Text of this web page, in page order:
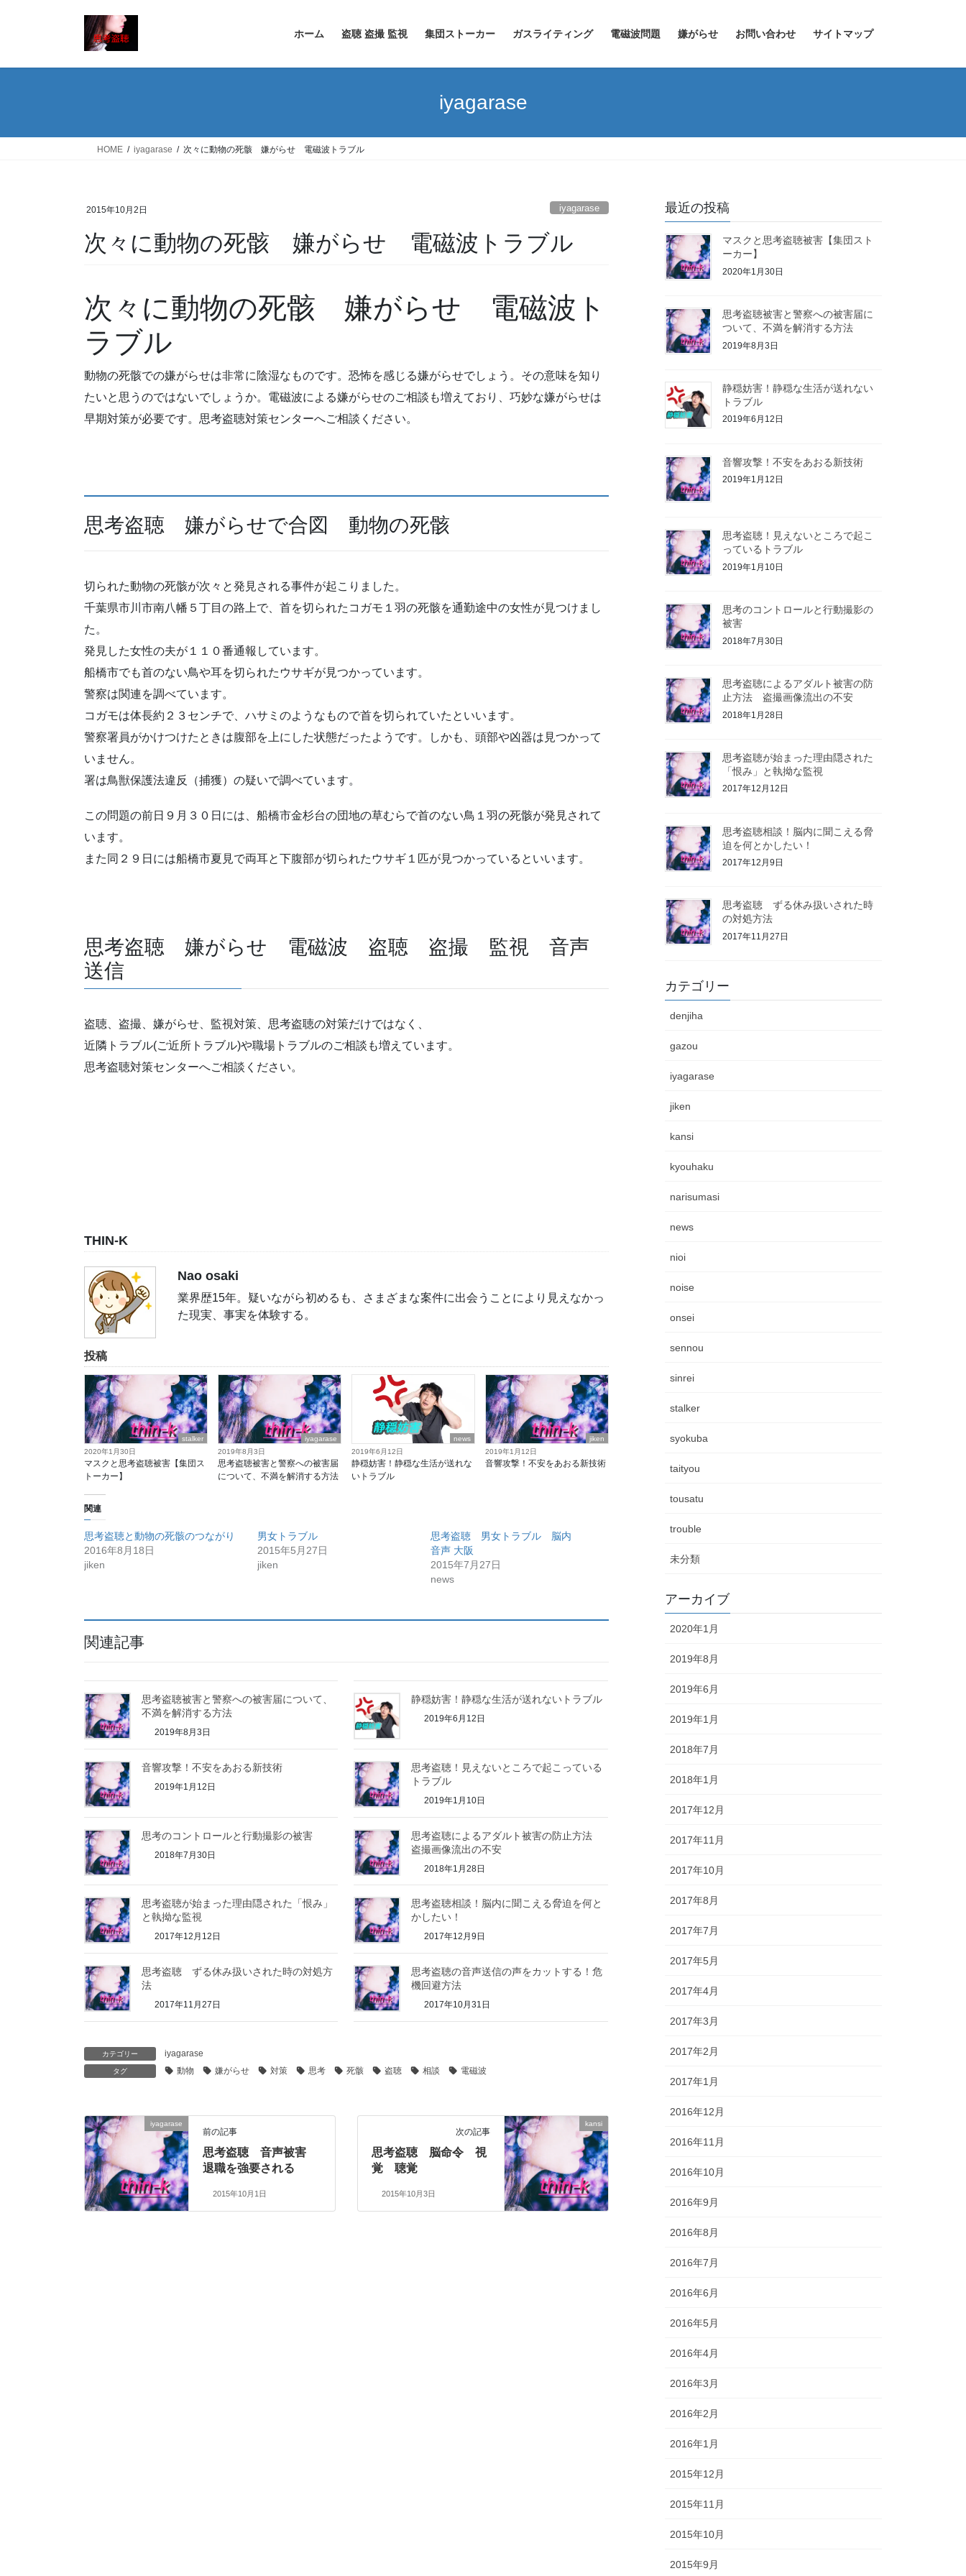
ホーム 盗聴 盗撮 監視 集団ストーカー ガスライティング 電磁波問題 嫌がらせ お問い合わせ サイトマップ
iyagarase
HOME iyagarase 次々に動物の死骸 嫌がらせ 電磁波トラブル
2015年10月2日 iyagarase
次々に動物の死骸 嫌がらせ 電磁波トラブル
次々に動物の死骸 嫌がらせ 電磁波ト
ラブル
動物の死骸での嫌がらせは非常に陰湿なものです。恐怖を感じる嫌がらせでしょう。その意味を知り
たいと思うのではないでしょうか。電磁波による嫌がらせのご相談も増えており、巧妙な嫌がらせは
早期対策が必要です。思考盗聴対策センターへご相談ください。
思考盗聴 嫌がらせで合図 動物の死骸
切られた動物の死骸が次々と発見される事件が起こりました。
千葉県市川市南八幡５丁目の路上で、首を切られたコガモ１羽の死骸を通勤途中の女性が見つけまし
た。
発見した女性の夫が１１０番通報しています。
船橋市でも首のない鳥や耳を切られたウサギが見つかっています。
警察は関連を調べています。
コガモは体長約２３センチで、ハサミのようなもので首を切られていたといいます。
警察署員がかけつけたときは腹部を上にした状態だったようです。しかも、頭部や凶器は見つかって
いません。
署は鳥獣保護法違反（捕獲）の疑いで調べています。
この問題の前日９月３０日には、船橋市金杉台の団地の草むらで首のない鳥１羽の死骸が発見されて
います。
また同２９日には船橋市夏見で両耳と下腹部が切られたウサギ１匹が見つかっているといいます。
思考盗聴 嫌がらせ 電磁波 盗聴 盗撮 監視 音声
送信
盗聴、盗撮、嫌がらせ、監視対策、思考盗聴の対策だけではなく、
近隣トラブル(ご近所トラブル)や職場トラブルのご相談も増えています。
思考盗聴対策センターへご相談ください。
THIN-K
Nao osaki
業界歴15年。疑いながら初めるも、さまざまな案件に出会うことにより見えなかっ
た現実、事実を体験する。
投稿
stalker
2020年1月30日
マスクと思考盗聴被害【集団ス
トーカー】
iyagarase
2019年8月3日
思考盗聴被害と警察への被害届
について、不満を解消する方法
news
2019年6月12日
静穏妨害！静穏な生活が送れな
いトラブル
jiken
2019年1月12日
音響攻撃！不安をあおる新技術
関連
思考盗聴と動物の死骸のつながり
2016年8月18日
jiken
男女トラブル
2015年5月27日
jiken
思考盗聴 男女トラブル 脳内
音声 大阪
2015年7月27日
news
関連記事
思考盗聴被害と警察への被害届について、
不満を解消する方法
2019年8月3日
静穏妨害！静穏な生活が送れないトラブル
2019年6月12日
音響攻撃！不安をあおる新技術
2019年1月12日
思考盗聴！見えないところで起こっている
トラブル
2019年1月10日
思考のコントロールと行動撮影の被害
2018年7月30日
思考盗聴によるアダルト被害の防止方法
盗撮画像流出の不安
2018年1月28日
思考盗聴が始まった理由隠された「恨み」
と執拗な監視
2017年12月12日
思考盗聴相談！脳内に聞こえる脅迫を何と
かしたい！
2017年12月9日
思考盗聴 ずる休み扱いされた時の対処方
法
2017年11月27日
思考盗聴の音声送信の声をカットする！危
機回避方法
2017年10月31日
カテゴリー iyagarase
タグ 動物 嫌がらせ 対策 思考 死骸 盗聴 相談 電磁波
iyagarase
前の記事
思考盗聴 音声被害
退職を強要される
2015年10月1日
kansi
次の記事
思考盗聴 脳命令 視
覚 聴覚
2015年10月3日
最近の投稿
マスクと思考盗聴被害【集団スト
ーカー】
2020年1月30日
思考盗聴被害と警察への被害届に
ついて、不満を解消する方法
2019年8月3日
静穏妨害！静穏な生活が送れない
トラブル
2019年6月12日
音響攻撃！不安をあおる新技術
2019年1月12日
思考盗聴！見えないところで起こ
っているトラブル
2019年1月10日
思考のコントロールと行動撮影の
被害
2018年7月30日
思考盗聴によるアダルト被害の防
止方法 盗撮画像流出の不安
2018年1月28日
思考盗聴が始まった理由隠された
「恨み」と執拗な監視
2017年12月12日
思考盗聴相談！脳内に聞こえる脅
迫を何とかしたい！
2017年12月9日
思考盗聴 ずる休み扱いされた時
の対処方法
2017年11月27日
カテゴリー
denjiha
gazou
iyagarase
jiken
kansi
kyouhaku
narisumasi
news
nioi
noise
onsei
sennou
sinrei
stalker
syokuba
taityou
tousatu
trouble
未分類
アーカイブ
2020年1月
2019年8月
2019年6月
2019年1月
2018年7月
2018年1月
2017年12月
2017年11月
2017年10月
2017年8月
2017年7月
2017年5月
2017年4月
2017年3月
2017年2月
2017年1月
2016年12月
2016年11月
2016年10月
2016年9月
2016年8月
2016年7月
2016年6月
2016年5月
2016年4月
2016年3月
2016年2月
2016年1月
2015年12月
2015年11月
2015年10月
2015年9月